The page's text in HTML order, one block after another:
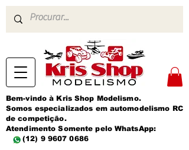
Bem-vindo à Kris Shop Modelismo.
Somos especializados em automodelismo RC
de competição.
Atendimento Somente pelo WhatsApp:
(12) 9 9607 0686